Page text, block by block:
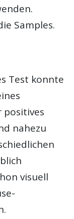
Samples.
Test konnte
positives
nahezu
visuell